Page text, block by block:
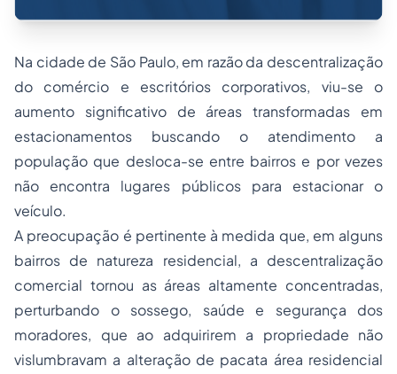
Na cidade de São Paulo, em razão da descentralização
do comércio e escritórios corporativos, viu-se o
aumento significativo de áreas transformadas em
estacionamentos buscando o atendimento a
população que desloca-se entre bairros e por vezes
não encontra lugares públicos para estacionar o
veículo.
A preocupação é pertinente à medida que, em alguns
bairros de natureza residencial, a descentralização
comercial tornou as áreas altamente concentradas,
perturbando o sossego, saúde e segurança dos
moradores, que ao adquirirem a propriedade não
vislumbravam a alteração de pacata área residencial